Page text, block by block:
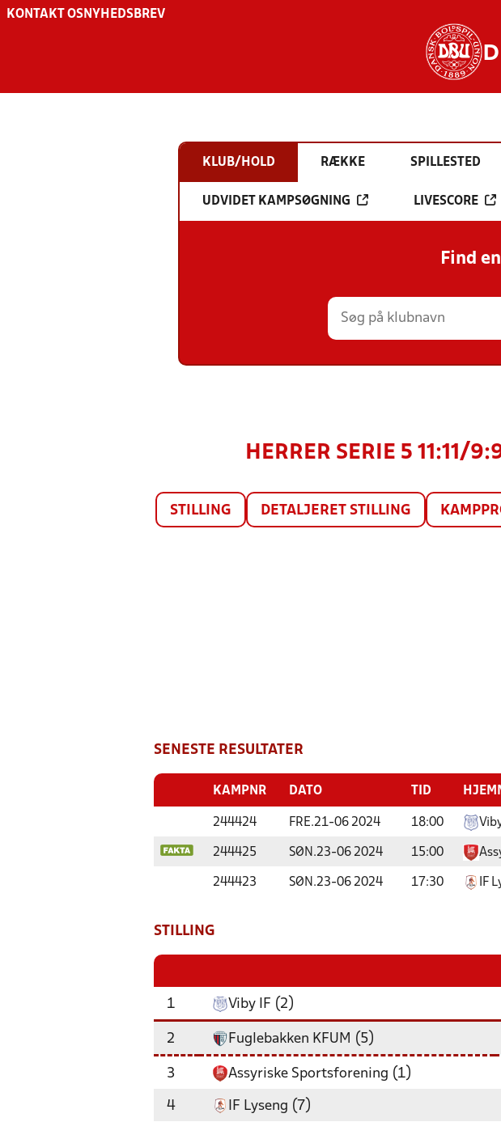
KONTAKT OS NYHEDSBREV
KLUB/HOLD RÆKKE SPILLESTED
UDVIDET KAMPSØGNING LIVESCORE
Find
HERRER SERIE 5 11:11/
STILLING DETALJERET STILLING
SENESTE RESULTATER
KAMPNR DATO TID
244424 FRE.21-06 2024 18:00
244425 SØN.23-06 2024 15:00
244423 SØN.23-06 2024 17:30 IF
STILLING
1 Viby IF (2)
2 Fuglebakken KFUM (5)
3 Assyriske Sportsforening (1)
4 IF Lyseng (7)